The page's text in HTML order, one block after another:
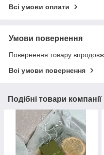
Всі умови оплати
Умови повернення
Повернення товару
Всі умови повернення
Подібні товари компанії